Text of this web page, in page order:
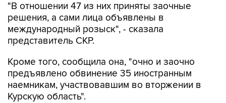
"В отношении 47 из них приняты заочные
решения, а сами лица объявлены в
международный розыск", - сказала
представитель СКР.
Кроме того, сообщила она, "очно и заочно
предъявлено обвинение 35 иностранным
наемникам, участвовавшим во вторжении в
Курскую область".